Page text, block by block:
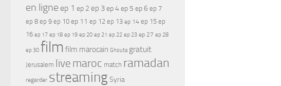
en ligne ep 1 ep 2 ep 3ep 4ep 5 ep 6 ep 7
ep 8 ep 9 ep 10 ep 11 ep 12 ep 13 ep 14 ep 15 ep
16 ep 17 ep 18 ep 19 ep 20 ep 21 ep 22 ep 23 ep 27 ep 28
ep 30 film film marocain Ghouta gratuit
Jerusalem live maroc match ramadan
regarder streamingSyria